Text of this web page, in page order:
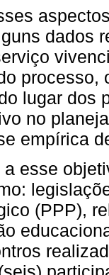
dados
processo,
lugar dos
no
empírica
esse
(PPP),